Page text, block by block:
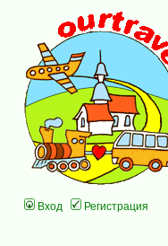
Вход Регистрация